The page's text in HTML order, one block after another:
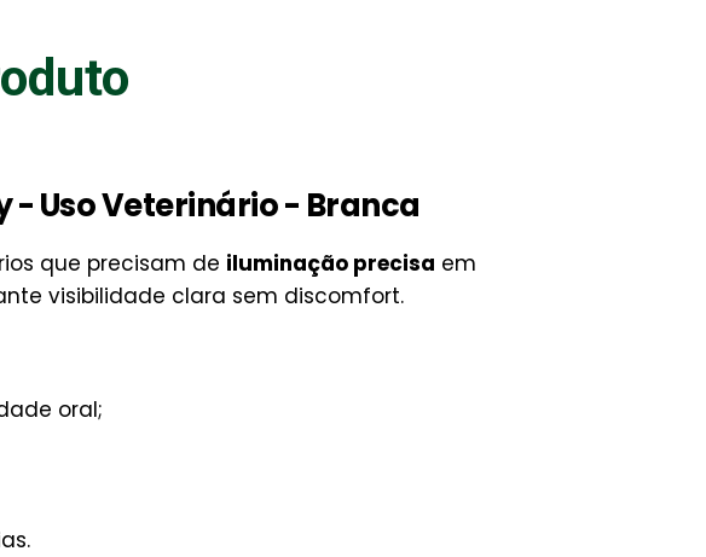
- Uso Veterinário - Branca
que precisam de iluminação precisa em
visibilidade clara sem discomfort.
oral;